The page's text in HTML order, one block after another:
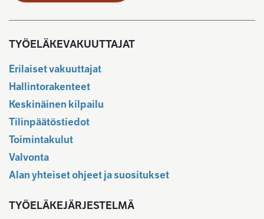
TYÖELÄKEVAKUUTTAJAT
Erilaiset vakuuttajat
Hallintorakenteet
Keskinäinen kilpailu
Tilinpäätöstiedot
Toimintakulut
Valvonta
Alan yhteiset ohjeet ja suositukset
TYÖELÄKEJÄRJESTELMÄ